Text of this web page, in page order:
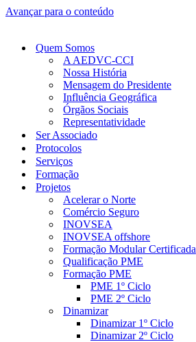
Avançar para o conteúdo
Quem Somos
A AEDVC-CCI
Nossa História
Mensagem do Presidente
Influência Geográfica
Órgãos Sociais
Representatividade
Ser Associado
Protocolos
Serviços
Formação
Projetos
Acelerar o Norte
Comércio Seguro
INOVSEA
INOVSEA offshore
Formação Modular Certificada
Qualificação PME
Formação PME
PME 1º Ciclo
PME 2º Ciclo
Dinamizar
Dinamizar 1º Ciclo
Dinamizar 2º Ciclo